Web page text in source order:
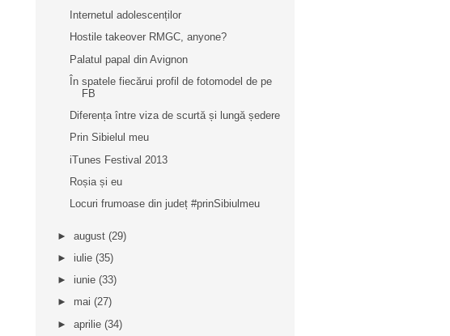
Internetul adolescenților
Hostile takeover RMGC, anyone?
Palatul papal din Avignon
În spatele fiecărui profil de fotomodel de pe
FB
Diferența între viza de scurtă și lungă ședere
Prin Sibielul meu
iTunes Festival 2013
Roșia și eu
Locuri frumoase din județ #prinSibiulmeu
► august (29)
► iulie (35)
► iunie (33)
► mai (27)
► aprilie (34)